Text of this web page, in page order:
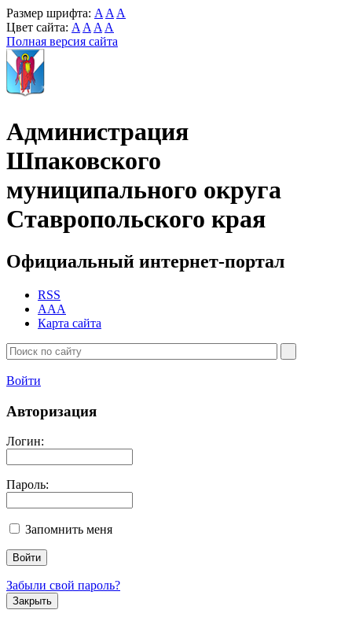
Размер шрифта: A A A
Цвет сайта: A A A A
Полная версия сайта
Администрация
Шпаковского
муниципального округа
Ставропольского края
Официальный интернет-портал
RSS
AAA
Карта сайта
Войти
Авторизация
Логин:
Пароль:
Запомнить меня
Забыли свой пароль?
Закрыть